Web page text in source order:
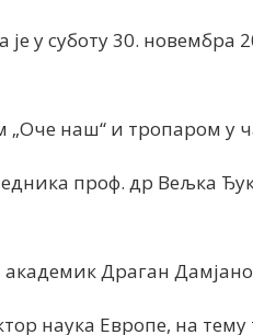
у суботу 30. новембра
наш“ и тропаром у
проф. др Вељка
академик Драган
наука Европе, на тему